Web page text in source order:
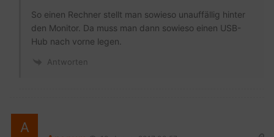
So einen Rechner stellt man sowieso unauffällig hinter
den Monitor. Da muss man dann sowieso einen USB-
Hub nach vorne legen.
Antworten